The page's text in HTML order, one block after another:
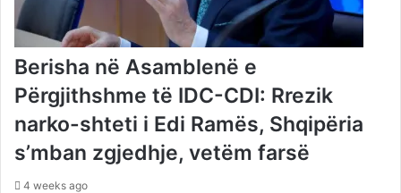
Berisha në Asamblenë e
Përgjithshme të IDC-CDI: Rrezik
narko-shteti i Edi Ramës, Shqipëria
s’mban zgjedhje, vetëm farsë
4 weeks ago